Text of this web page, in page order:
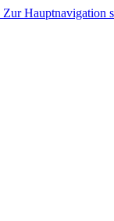
Zur Hauptnavigation